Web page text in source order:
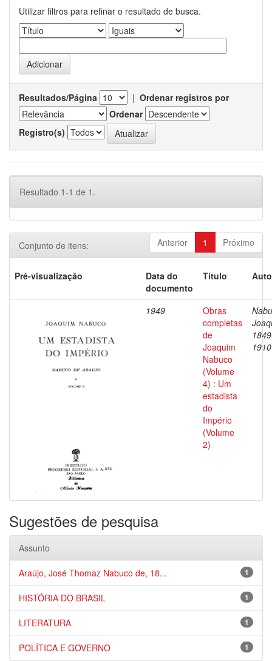
Utilizar filtros para refinar o resultado de busca.
Resultados/Página | Ordenar registros por
Ordenar
Registro(s)
Resultado 1-1 de 1.
Anterior 1 Próximo
Conjunto de itens:
Pré-visualização
Data do
documento
Título
1949
Obras
completas
de
Joaquim
Nabuco
(Volume
4) : Um
estadista
do
Império
(Volume
2)
1910
Sugestões de pesquisa
Assunto
1
Araújo, José Thomaz Nabuco de, 18...
1
HISTÓRIA DO BRASIL
1
LITERATURA
1
POLÍTICA E GOVERNO